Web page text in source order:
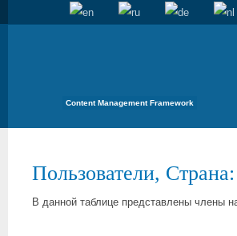
Content Management Framework
Пользователи,
В данной таблице представлены члены